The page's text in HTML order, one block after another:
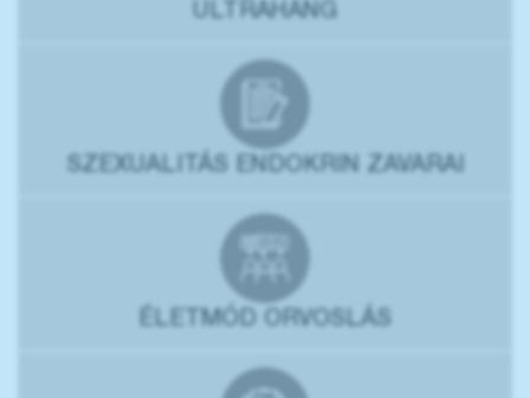
ULTRAHANG
SZEXUALITÁS ENDOKRIN ZAVARAI
ÉLETMÓD ORVOSLÁS